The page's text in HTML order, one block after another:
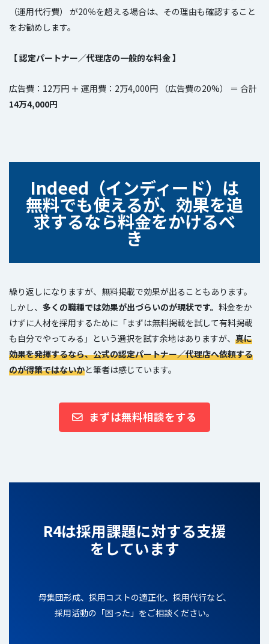
（運用代行費） が20％を超える場合は、その理由も確認すること
をお勧めします。
【 認定パートナー／代理店の一般的な料金 】
広告費：12万円 ＋ 運用費：2万4,000円 （広告費の20%） ＝ 合計
14万4,000円
Indeed（インディード）は
無料でも使えるが、効果を追
求するなら料金をかけるべ
き
繰り返しになりますが、無料掲載で効果が出ることもあります。
しかし、 多くの職種では効果が出づらいのが現状です。 料金をか
けずに人材を採用するために「まずは無料掲載を試して有料掲載
も自分でやってみる」という選択を試す余地はありますが、 真に
効果を発揮するなら、公式の認定パートナー／代理店へ依頼する
のが得策ではないかと筆者は感じています。
まずは無料相談をする
R4は採用課題に対する支援
をしています
母集団形成、採用コストの適正化、採用代行など、
採用活動の「困った」をご相談ください。